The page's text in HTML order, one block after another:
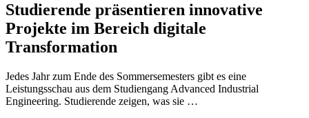
Studierende präsentieren innovative
Projekte im Bereich digitale
Transformation
Jedes Jahr zum Ende des Sommersemesters gibt es eine
Leistungsschau aus dem Studiengang Advanced Industrial
Engineering. Studierende zeigen, was sie …